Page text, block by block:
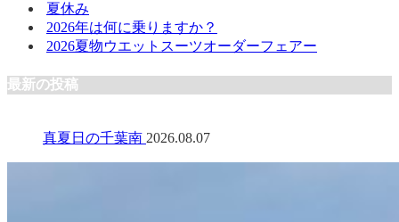
夏休み
2026年は何に乗りますか？
2026夏物ウエットスーツオーダーフェアー
最新の投稿
真夏日の千葉南 2026.08.07